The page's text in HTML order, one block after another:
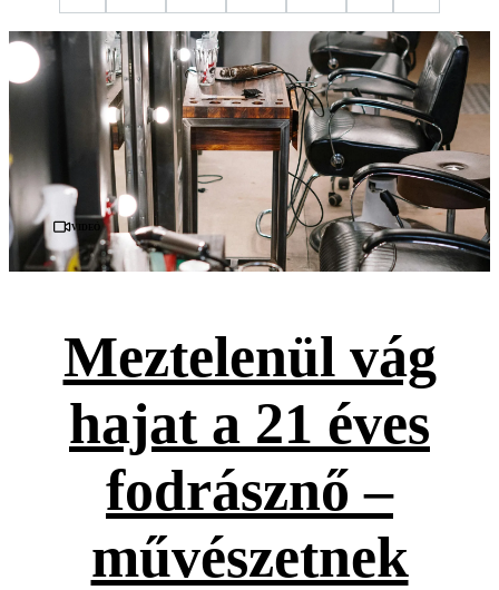
Videó
Meztelenül vág
hajat a 21 éves
fodrásznő –
művészetnek